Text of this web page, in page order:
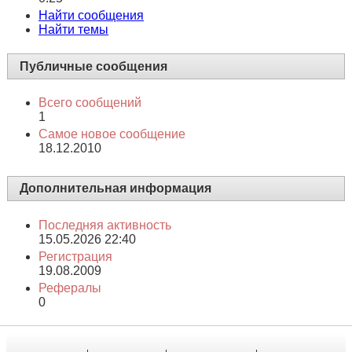
Найти сообщения
Найти темы
Публичные сообщения
Всего сообщений
1
Самое новое сообщение
18.12.2010
Дополнительная информация
Последняя активность
15.05.2026 22:40
Регистрация
19.08.2009
Рефералы
0